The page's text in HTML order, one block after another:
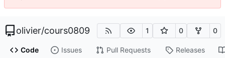
olivier/cours0809 1 0 0
Code Issues Pull Requests Releases